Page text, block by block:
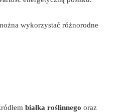
wykorzystać różnorodne
białka roślinnego oraz